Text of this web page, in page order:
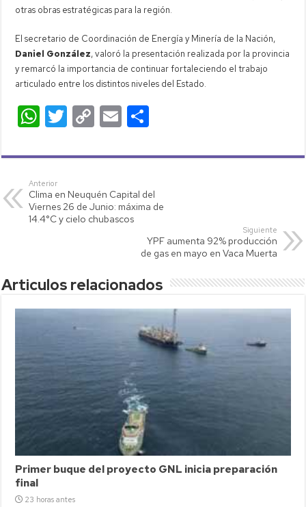
otras obras estratégicas para la región.
El secretario de Coordinación de Energía y Minería de la Nación,
Daniel González, valoró la presentación realizada por la provincia
y remarcó la importancia de continuar fortaleciendo el trabajo
articulado entre los distintos niveles del Estado.
W
at
s
A
p
T
tt
C
p
Li
nk
E
ail m
ar
Anterior
Clima en Neuquén Capital del
Viernes 26 de Junio: máxima de
14.4°C y cielo chubascos
Siguiente
YPF aumenta 92% producción
de gas en mayo en Vaca Muerta
Articulos relacionados
Primer buque del proyecto GNL inicia preparación
final
23 horas antes